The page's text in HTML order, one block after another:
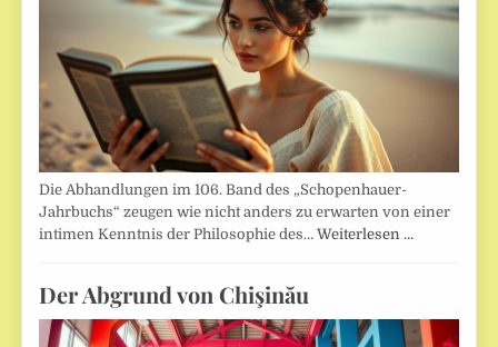
Die Abhandlungen im 106. Band des „Schopenhauer-
Jahrbuchs“ zeugen wie nicht anders zu erwarten von einer
intimen Kenntnis der Philosophie des…Weiterlesen …
Der Abgrund von Chişinău